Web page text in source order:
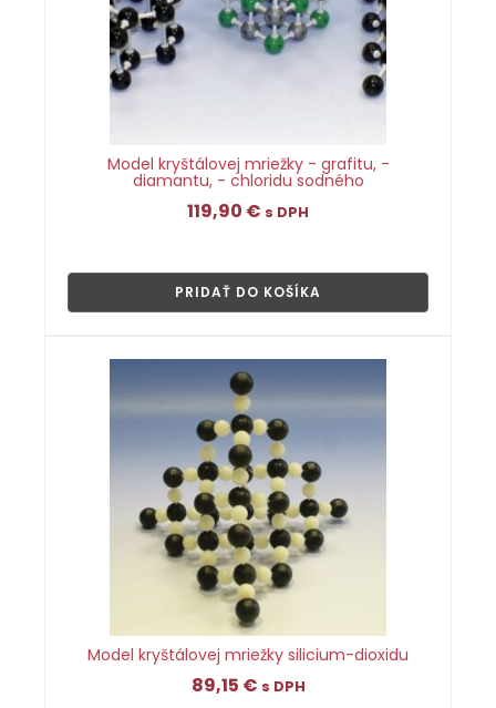
Model kryštálovej mriežky - grafitu, -
diamantu, - chloridu sodného
119,90 € s DPH
PRIDAŤ DO KOŠÍKA
Model kryštálovej mriežky silicium-dioxidu
89,15 € s DPH